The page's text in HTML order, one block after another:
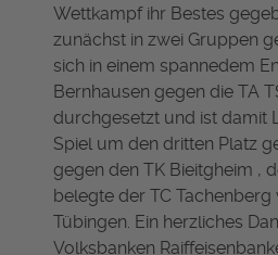
Wettkampf ihr Bestes
zunächst in zwei Gruppen
sich in einem spannedem
Bernhausen gegen die TA
durchgesetzt und ist damit
Spiel um den dritten Platz
gegen den TK Bieitgheim ,
belegte der TC Tachenberg
Tübingen. Ein herzliches
Volksbanken